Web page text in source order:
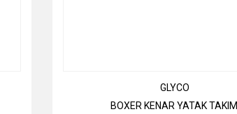
GLYCO
BOXER KENAR YATAK TAKIMI